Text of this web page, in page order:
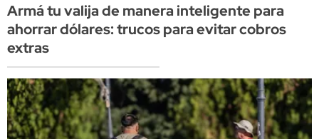
Armá tu valija de manera inteligente para
ahorrar dólares: trucos para evitar cobros
extras